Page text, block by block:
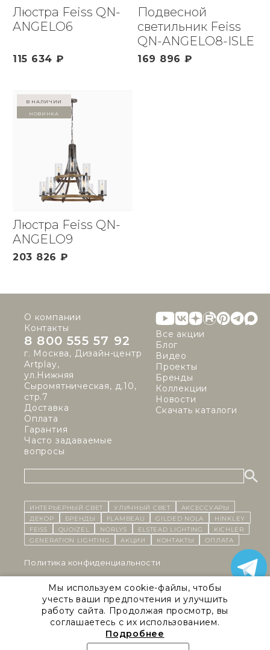
Люстра Feiss QN-
ANGELO6
115 634 ₽
Подвесной
светильник Feiss
QN-ANGELO8-ISLE
169 896 ₽
в наличии
Новинка
Люстра Feiss QN-
ANGELO9
203 826 ₽
О компании
Контакты
8 800 555 57 92
г. Москва, Дизайн-центр
Artplay,
ул.Нижняя
Сыромятническая, д.10,
стр.7
Доставка
Оплата
Гарантия
Часто задаваемые
вопросы
Все акции
Блог
Видео
Проекты
Бренды
Коллекции
Новости
Скачать каталоги
ИНТЕРЬЕРНЫЙ СВЕТ уличный СВЕТ
Аксессуары
декор
бренды Flambeau Gilded Nola
Hinkley
Feiss
Quoizel Norlys Elstead Lighting
Kichler
Generation Lighting
Акции контакты Оплата
Политика конфиденциальности
Cоглашение на обработку персональных данных
Публичная оферта
Мы используем cookie-файлы, чтобы
учесть ваши предпочтения и улучшить
работу сайта. Продолжая просмотр, вы
соглашаетесь с их использованием.
Подробнее